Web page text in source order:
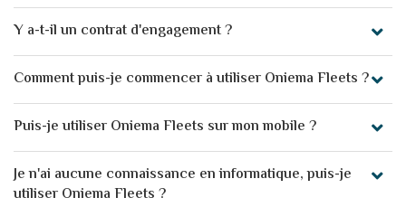
Y a-t-il un contrat d'engagement ?
Comment puis-je commencer à utiliser Oniema Fleets ?
Puis-je utiliser Oniema Fleets sur mon mobile ?
Je n'ai aucune connaissance en informatique, puis-je
utiliser Oniema Fleets ?